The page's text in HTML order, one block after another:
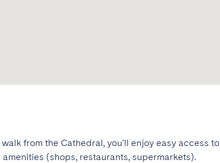
from the Cathedral, you'll enjoy easy access to
(shops, restaurants, supermarkets).